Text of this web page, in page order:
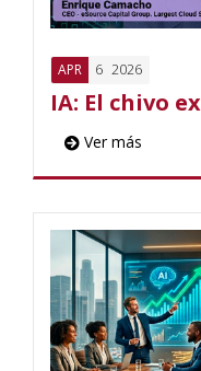
APR 6 2026
IA: El chivo
Ver más